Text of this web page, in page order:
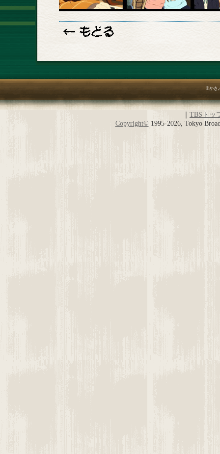
©かき
｜ TBSトッ
Copyright© 1995-2026, Tokyo